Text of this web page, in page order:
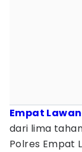
Empat
dari lima
Polres Empat